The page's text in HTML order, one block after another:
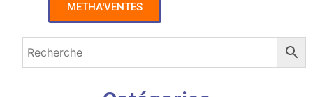
METHA'VENTES